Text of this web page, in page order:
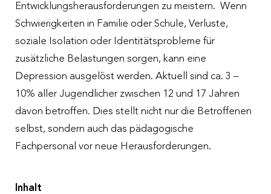
Entwicklungsherausforderungen zu meistern. Wenn
Schwierigkeiten in Familie oder Schule, Verluste,
soziale Isolation oder Identitätsprobleme für
zusätzliche Belastungen sorgen, kann eine
Depression ausgelöst werden. Aktuell sind ca. 3 –
10% aller Jugendlicher zwischen 12 und 17 Jahren
davon betroffen. Dies stellt nicht nur die Betroffenen
selbst, sondern auch das pädagogische
Fachpersonal vor neue Herausforderungen.
Inhalt